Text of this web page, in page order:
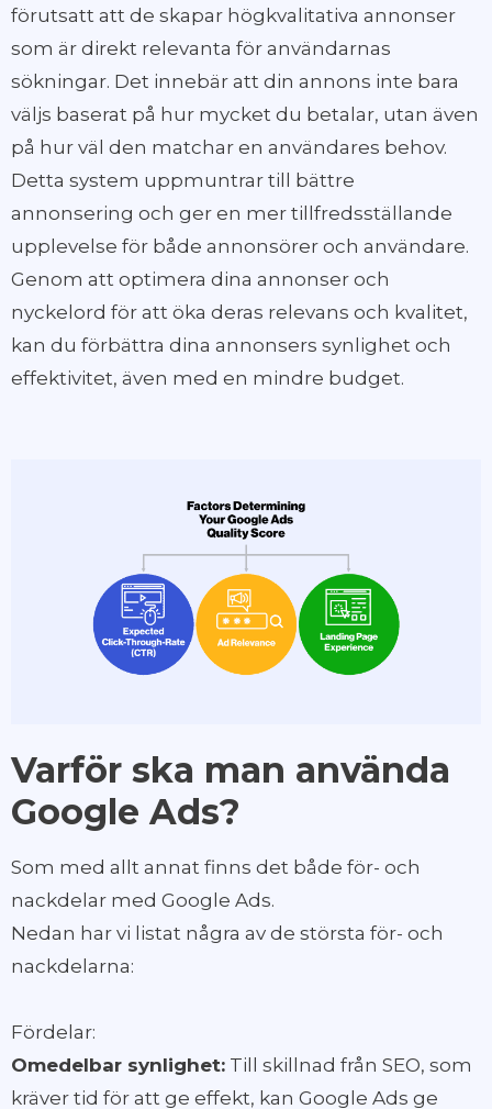
förutsatt att de skapar högkvalitativa annonser
som är direkt relevanta för användarnas
sökningar. Det innebär att din annons inte bara
väljs baserat på hur mycket du betalar, utan även
på hur väl den matchar en användares behov.
Detta system uppmuntrar till bättre
annonsering och ger en mer tillfredsställande
upplevelse för både annonsörer och användare.
Genom att optimera dina annonser och
nyckelord för att öka deras relevans och kvalitet,
kan du förbättra dina annonsers synlighet och
effektivitet, även med en mindre budget.
Varför ska man använda
Google Ads?
Som med allt annat finns det både för- och
nackdelar med Google Ads.
Nedan har vi listat några av de största för- och
nackdelarna:
Fördelar:
Omedelbar synlighet: Till skillnad från SEO, som
kräver tid för att ge effekt, kan Google Ads ge